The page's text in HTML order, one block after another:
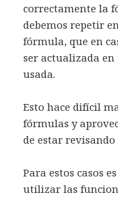
correctamente la
debemos repetir
fórmula, que en
ser actualizada en
usada.
Esto hace difícil
fórmulas y
de estar
Para estos casos
utilizar las